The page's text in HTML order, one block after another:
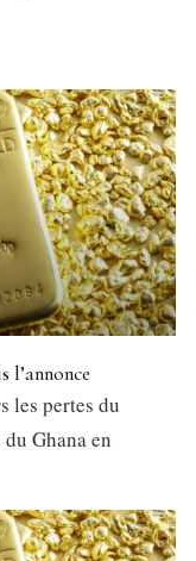
l’annonce
les pertes du
Ghana en